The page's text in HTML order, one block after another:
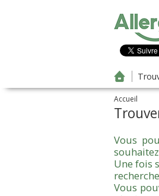
Accueil
Vous
Une fois
Vous